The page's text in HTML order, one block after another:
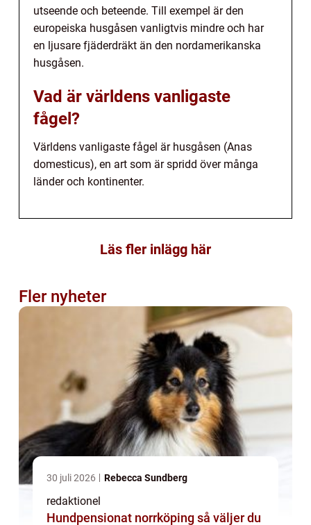
utseende och beteende. Till exempel är den
europeiska husgåsen vanligtvis mindre och har
en ljusare fjäderdräkt än den nordamerikanska
husgåsen.
Vad är världens vanligaste
fågel?
Världens vanligaste fågel är husgåsen (Anas
domesticus), en art som är spridd över många
länder och kontinenter.
Läs fler inlägg här
Fler nyheter
30 juli 2026 Rebecca Sundberg
redaktionel
Hundpensionat norrköping så väljer du